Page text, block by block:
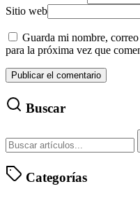
Sitio web
Guarda mi nombre,
para la próxima vez que
Buscar
Categorías